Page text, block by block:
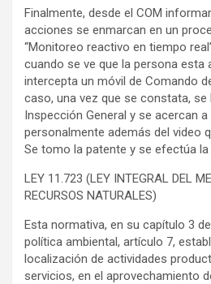
Finalmente, desde el COM
acciones se enmarcan en un
“Monitoreo reactivo en tiempo
cuando se ve que la persona esta
intercepta un móvil de Comando
caso, una vez que se constata, se
Inspección General y se acercan
personalmente además del video
Se tomo la patente y se efectúa la
LEY 11.723 (LEY INTEGRAL DEL
RECURSOS NATURALES)
Esta normativa, en su capítulo 3
política ambiental, artículo 7,
localización de actividades
servicios, en el aprovechamiento